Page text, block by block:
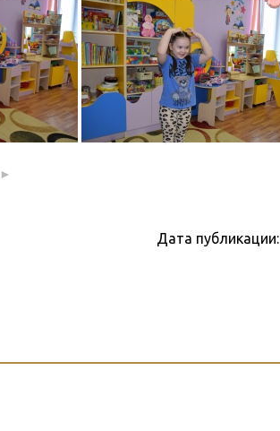
►
Дата публикации: